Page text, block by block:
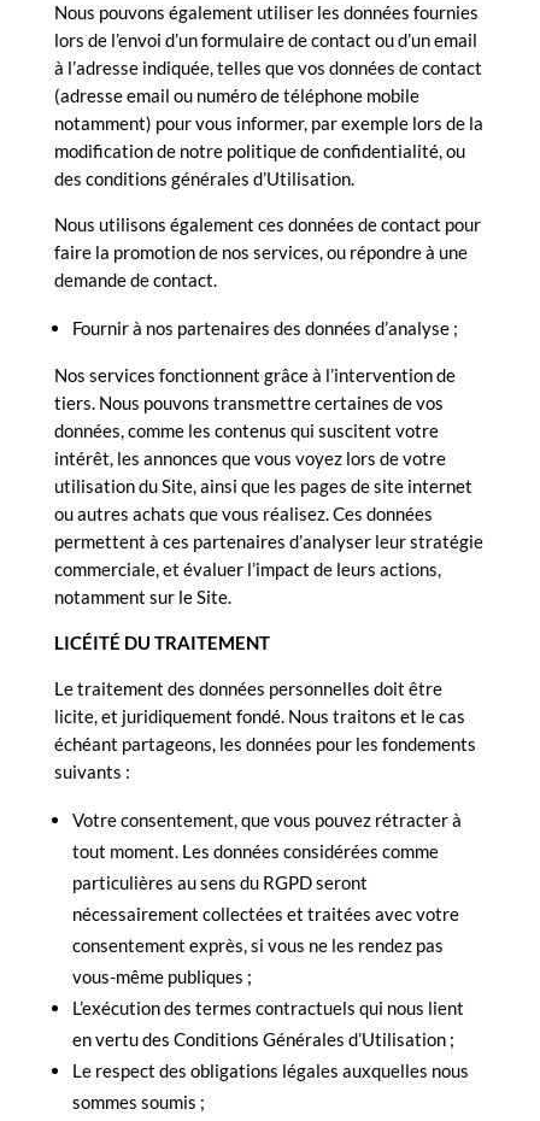
Nous pouvons également utiliser les données fournies
lors de l’envoi d’un formulaire de contact ou d’un email
à l’adresse indiquée, telles que vos données de contact
(adresse email ou numéro de téléphone mobile
notamment) pour vous informer, par exemple lors de la
modification de notre politique de confidentialité, ou
des conditions générales d’Utilisation.
Nous utilisons également ces données de contact pour
faire la promotion de nos services, ou répondre à une
demande de contact.
Fournir à nos partenaires des données d’analyse ;
Nos services fonctionnent grâce à l’intervention de
tiers. Nous pouvons transmettre certaines de vos
données, comme les contenus qui suscitent votre
intérêt, les annonces que vous voyez lors de votre
utilisation duSite, ainsi que les pages de site internet
ou autres achats que vous réalisez. Ces données
permettent à ces partenaires d’analyser leur stratégie
commerciale, et évaluer l’impact de leurs actions,
notamment sur leSite.
LICÉITÉ DU TRAITEMENT
Le traitement des données personnelles doit être
licite, et juridiquement fondé. Nous traitons et le cas
échéant partageons, les données pour les fondements
suivants :
Votre consentement, que vous pouvez rétracter à
tout moment. Les données considérées comme
particulières au sens du RGPD seront
nécessairement collectées et traitées avec votre
consentement exprès, si vous ne les rendez pas
vous-même publiques ;
L’exécution des termes contractuels qui nous lient
en vertu des Conditions Générales d’Utilisation ;
Le respect des obligations légales auxquelles nous
sommes soumis ;